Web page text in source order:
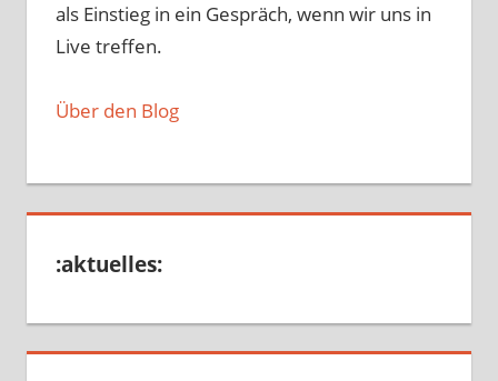
als Einstieg in ein Gespräch, wenn wir uns in
Live treffen.
Über den Blog
:aktuelles: